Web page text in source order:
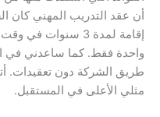
أن عقد التدريب المهني
إقامة لمدة 3
واحدة فقط. كما ساعدني
طريق الشركة دون تعقيدات.
مثلي الأعلى في المستقبل.